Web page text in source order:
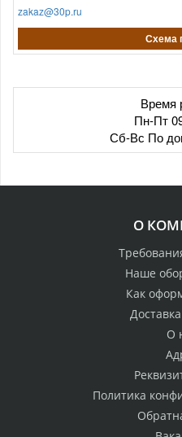
zakaz@30p.ru
Схема
Время
Пн-Пт
Сб-Вс По
О
Наше
Как
О
Политика